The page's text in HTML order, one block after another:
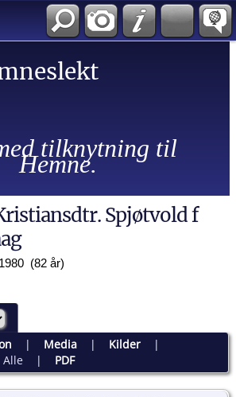
tilknytning til
Hemne.
Spjøtvold f
(82 år)
| Media| Kilder|
Alle| PDF